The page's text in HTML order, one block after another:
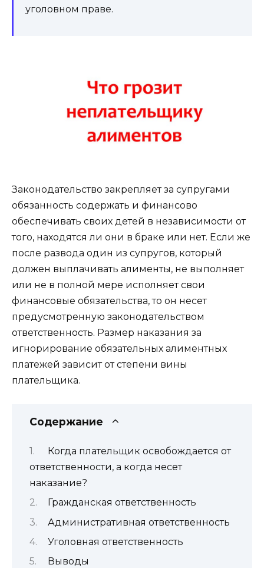
уголовном праве.
Законодательство закрепляет за супругами
обязанность содержать и финансово
обеспечивать своих детей в независимости от
того, находятся ли они в браке или нет. Если же
после развода один из супругов, который
должен выплачивать алименты, не выполняет
или не в полной мере исполняет свои
финансовые обязательства, то он несет
предусмотренную законодательством
ответственность. Размер наказания за
игнорирование обязательных алиментных
платежей зависит от степени вины
плательщика.
Содержание
Когда плательщик освобождается от
ответственности, а когда несет
наказание?
Гражданская ответственность
Административная ответственность
Уголовная ответственность
Выводы